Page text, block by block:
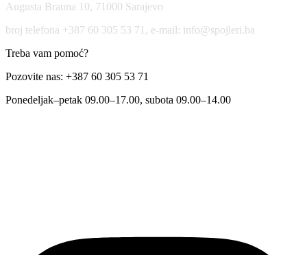
Augusta Brauna 10, 71000 Sarajevo
broj telefona +387 60 305 53 71, e-mail: info@spojleri.ba
Treba vam pomoć?
Pozovite nas: +387 60 305 53 71
Ponedeljak–petak 09.00–17.00, subota 09.00–14.00